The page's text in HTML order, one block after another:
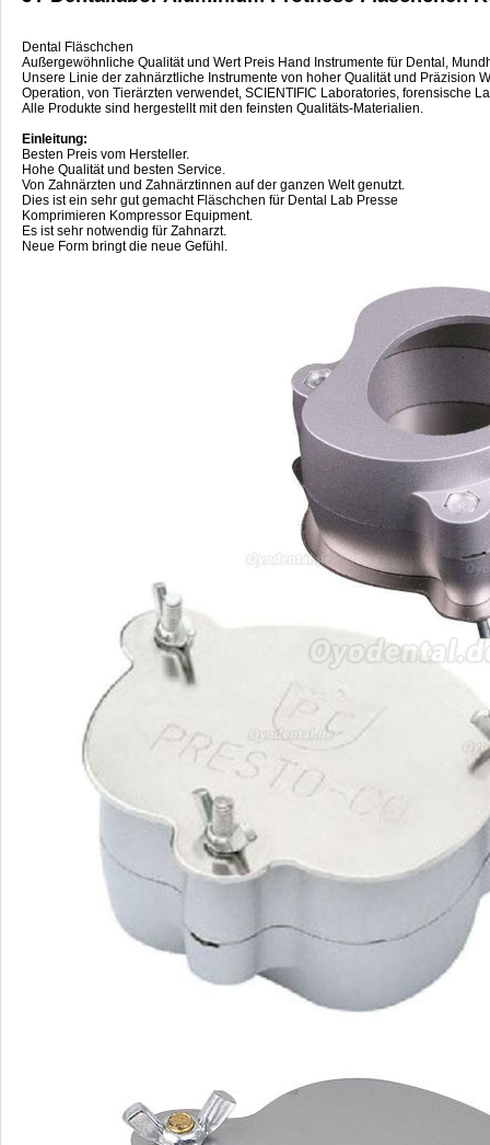
Dental Fläschchen
Außergewöhnliche Qualität und Wert Preis Hand Instrumente für Dental,
Unsere Linie der zahnärztliche Instrumente von hoher Qualität und
Operation, von Tierärzten verwendet, SCIENTIFIC Laboratories, forensische
Alle Produkte sind hergestellt mit den feinsten Qualitäts-Materialien.
Einleitung:
Besten Preis vom Hersteller.
Hohe Qualität und besten Service.
Von Zahnärzten und Zahnärztinnen auf der ganzen Welt genutzt.
Dies ist ein sehr gut gemacht Fläschchen für Dental Lab Presse
Komprimieren Kompressor Equipment.
Es ist sehr notwendig für Zahnarzt.
Neue Form bringt die neue Gefühl.